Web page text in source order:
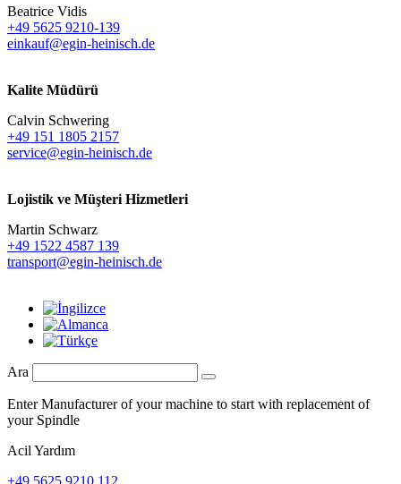
Beatrice Vidis
+49 5625 9210-139
einkauf@egin-heinisch.de
Kalite Müdürü
Calvin Schwering
+49 151 1805 2157
service@egin-heinisch.de
Lojistik ve Müşteri Hizmetleri
Martin Schwarz
+49 1522 4587 139
transport@egin-heinisch.de
Ara
Enter Manufacturer of your machine to start with replacement of
your Spindle
Acil Yardım
+49 5625 9210 112